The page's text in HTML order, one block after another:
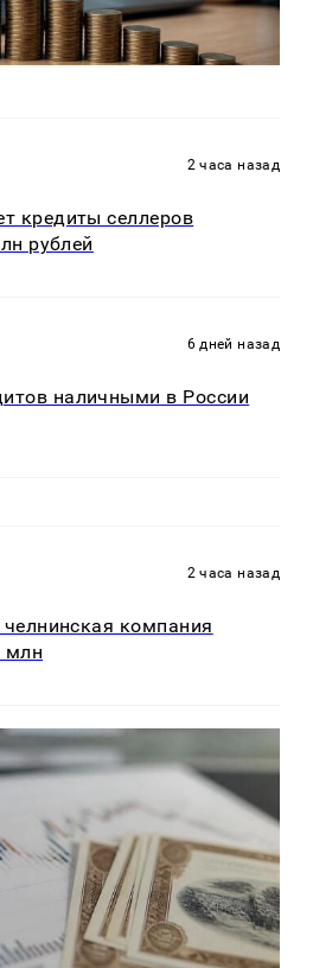
2 часа назад
кредиты селлеров
рублей
6 дней назад
наличными в России
2 часа назад
компания
млн